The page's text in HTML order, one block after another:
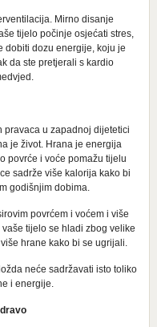
Mirno disanje
tijelo počinje osjećati stres,
dobiti dozu energije, koju je
da ste pretjerali s kardio
u zapadnoj dijetetici
je život. Hrana je energija
povrće i voće pomažu tijelu
sadrže više kalorija kako bi
godišnjim dobima.
povrćem i voćem i više
tijelo se hladi zbog velike
hrane kako bi se ugrijali.
neće sadržavati isto toliko
i energije.